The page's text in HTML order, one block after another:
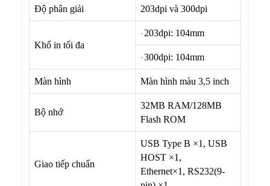
Độ phân giải 203dpi và 300dpi
Khổ in tối đa
· 203dpi: 104mm
· 300dpi: 104mm
Màn hình Màn hình màu 3,5 inch
Bộ nhớ
32MB RAM/128MB
Flash ROM
Giao tiếp chuẩn
USB Type B ×1, USB
HOST ×1,
Ethernet×1, RS232(9-